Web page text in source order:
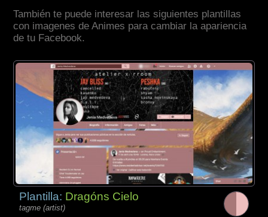
También te puede interesar las siguientes plantillas
con imagenes de Animes para cambiar la apariencia
de tu Facebook.
Plantilla: Dragóns Cielo
tagme (artist)